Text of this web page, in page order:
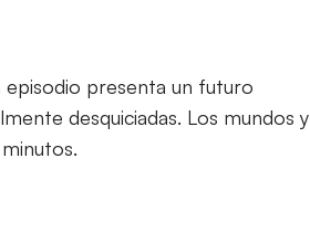
episodio presenta un futuro
desquiciadas. Los mundos y